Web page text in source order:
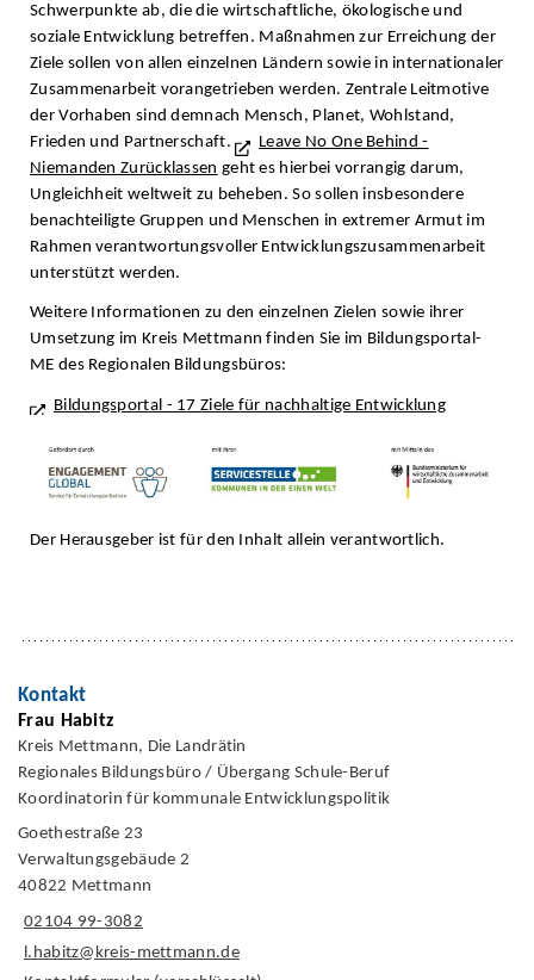
Schwerpunkte ab, die die wirtschaftliche, ökologische und
soziale Entwicklung betreffen. Maßnahmen zur Erreichung der
Ziele sollen von allen einzelnen Ländern sowie in internationaler
Zusammenarbeit vorangetrieben werden. Zentrale Leitmotive
der Vorhaben sind demnach Mensch, Planet, Wohlstand,
Frieden und Partnerschaft.
Leave No One Behind -
Niemanden Zurücklassen geht es hierbei vorrangig darum,
Ungleichheit weltweit zu beheben. So sollen insbesondere
benachteiligte Gruppen und Menschen in extremer Armut im
Rahmen verantwortungsvoller Entwicklungszusammenarbeit
unterstützt werden.
Weitere Informationen zu den einzelnen Zielen sowie ihrer
Umsetzung im Kreis Mettmann finden Sie im Bildungsportal-
ME des Regionalen Bildungsbüros:
Bildungsportal - 17 Ziele für nachhaltige Entwicklung
Der Herausgeber ist für den Inhalt allein verantwortlich.
Kontakt
Frau Habitz
Kreis Mettmann, Die Landrätin
Regionales Bildungsbüro / Übergang Schule-Beruf
Koordinatorin für kommunale Entwicklungspolitik
Goethestraße 23
Verwaltungsgebäude 2
40822 Mettmann
02104 99-3082
l.habitz@kreis-mettmann.de